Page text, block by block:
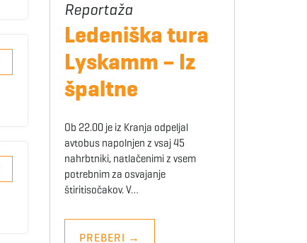
Ledeniška tura
Lyskamm – Iz
špaltne
Ob 22.00 je iz Kranja odpeljal
avtobus napolnjen z vsaj 45
nahrbtniki, natlačenimi z vsem
potrebnim za osvajanje
štiritisočakov. V…
PREBERI →